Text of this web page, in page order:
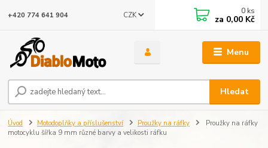
Menu
CZK
Hledat
+420 774 641 904 0 ks
za 0,00 Kč
Úvod Motodoplňky a příslušenství Proužky na ráfky
Proužky na ráfky
motocyklu šířka 9 mm různé barvy a velikosti ráfku